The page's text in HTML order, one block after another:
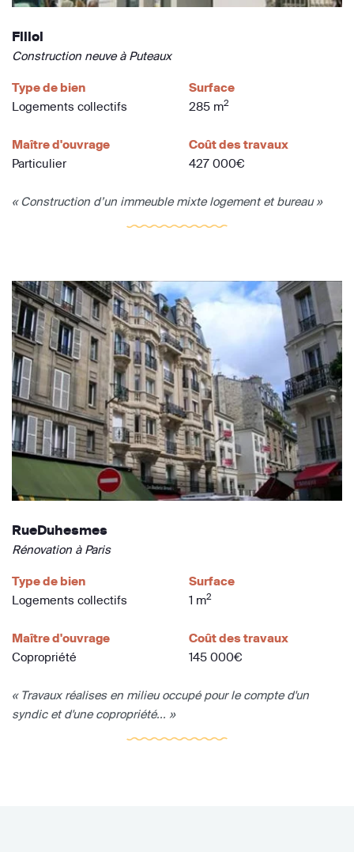
Fillol
Construction neuve à Puteaux
Type de bien
Logements collectifs
Surface
285 m2
Maître d'ouvrage
Particulier
Coût des travaux
427 000€
« Construction d’un immeuble mixte logement et bureau »
RueDuhesmes
Rénovation à Paris
Type de bien
Logements collectifs
Surface
1 m2
Maître d'ouvrage
Copropriété
Coût des travaux
145 000€
« Travaux réalises en milieu occupé pour le compte d'un
syndic et d'une copropriété... »